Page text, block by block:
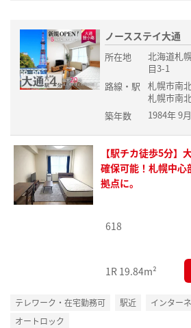
ノースステイ大通
所在地
北海道札
目3-1
路線・駅
札幌市南
札幌市南
築年数
1984年 9
【駅チカ徒歩5分】
確保可能！札幌中心
拠点に。
618
1R 19.84m²
テレワーク・在宅勤務可 駅近 インター
オートロック